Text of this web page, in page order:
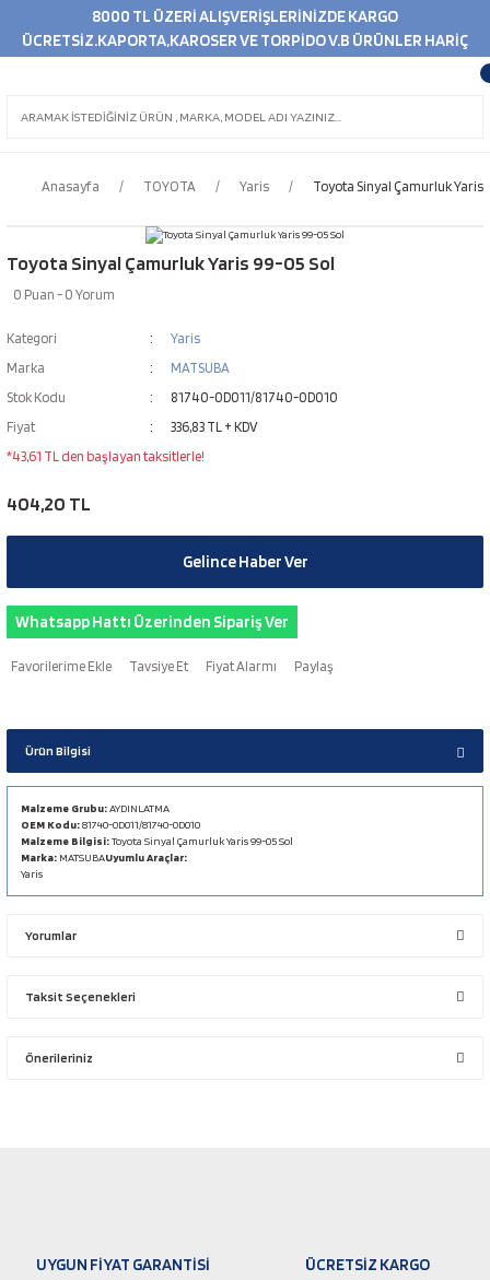
8000 TL ÜZERİ ALIŞVERİŞLERİNİZDE KARGO
ÜCRETSİZ.KAPORTA,KAROSER VE TORPİDO V.B ÜRÜNLER HARİÇ
Anasayfa TOYOTA Yaris Toyota Sinyal Çamurluk Yaris
Toyota Sinyal Çamurluk Yaris 99-05 Sol
0 Puan - 0 Yorum
Kategori
Yaris
Marka
MATSUBA
Stok Kodu
81740-0D011/81740-0D010
Fiyat
336,83 TL + KDV
*43,61 TL den başlayan taksitlerle!
404,20 TL
Gelince Haber Ver
Whatsapp Hattı Üzerinden Sipariş Ver
Tavsiye Et Fiyat Alarmı Paylaş
Ürün Bilgisi
Malzeme Grubu:AYDINLATMA
OEM Kodu:81740-0D011/81740-0D010
Malzeme Bilgisi:Toyota Sinyal Çamurluk Yaris 99-05 Sol
Marka: MATSUBAUyumlu Araçlar:
Yaris
Yorumlar
Taksit Seçenekleri
Önerileriniz
Ürün açıklamasında eksik bilgiler bulunuyor.
UYGUN FİYAT GARANTİSİ ÜCRETSİZ KARGO